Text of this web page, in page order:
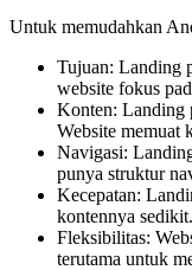
Untuk memudahkan
Tujuan: Landing
website fokus
Konten: Landing
Website memuat
Navigasi:
punya struktur
Kecepatan:
kontennya sedikit.
Fleksibilitas:
terutama untuk